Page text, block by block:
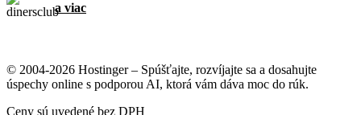
a viac
© 2004-2026 Hostinger – Spúšťajte, rozvíjajte sa a dosahujte
úspechy online s podporou AI, ktorá vám dáva moc do rúk.
Ceny sú uvedené bez DPH